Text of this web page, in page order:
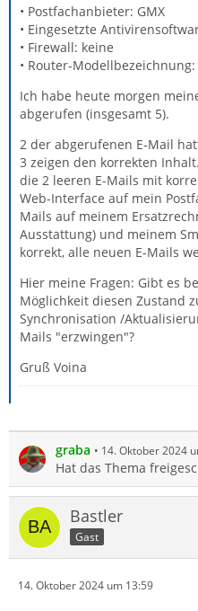
• Postfachanbieter: GMX
• Eingesetzte
• Firewall: keine
• Router-Modellbezeichnung:
Ich habe heute morgen
abgerufen (insgesamt 5).
2 der abgerufenen E-Mail
3 zeigen den korrekten
die 2 leeren E-Mails mit
Web-Interface auf mein
Mails auf meinem
Ausstattung) und meinem
korrekt, alle neuen E-Mails
Hier meine Fragen: Gibt es
Möglichkeit diesen Zustand
Synchronisation /
Mails "erzwingen"?
Gruß Voina
graba 14. Oktober 2024
Hat das Thema
Bastler
Gast
14. Oktober 2024 um 13:59